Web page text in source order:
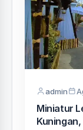
admin
Miniatur